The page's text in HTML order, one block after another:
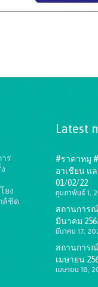
ร
ยง
ล้ชิด
Latest
#ราคาหมู
อาเชียน แ
01/02/22
กุมภาพันธ์ 1,
สถานการ
มีนาคม
มีนาคม 17,
สถานการ
เมษายน
เมษายน 18,